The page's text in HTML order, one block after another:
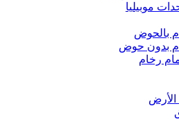
موبيليا
بالحوض
بدون حوض
رخام
الأرض